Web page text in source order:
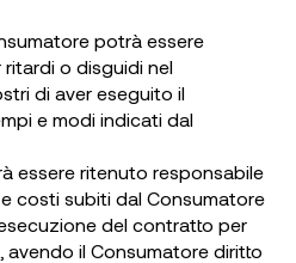
potrà essere
o disguidi nel
di aver eseguito il
e modi indicati dal
essere ritenuto responsabile
costi subiti dal Consumatore
del contratto per
avendo il Consumatore diritto